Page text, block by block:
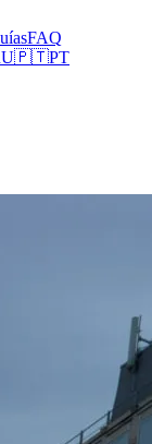
FAQ
🇵🇹PT